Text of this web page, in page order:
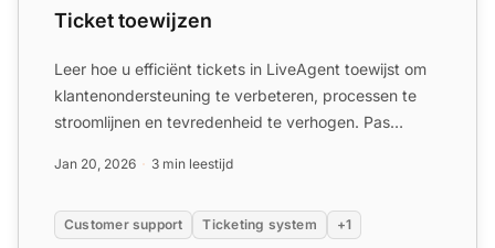
Ticket toewijzen
Leer hoe u efficiënt tickets in LiveAgent toewijst om
klantenondersteuning te verbeteren, processen te
stroomlijnen en tevredenheid te verhogen. Pas
Jan 20, 2026 3 min leestijd
Customer support Ticketing system +1